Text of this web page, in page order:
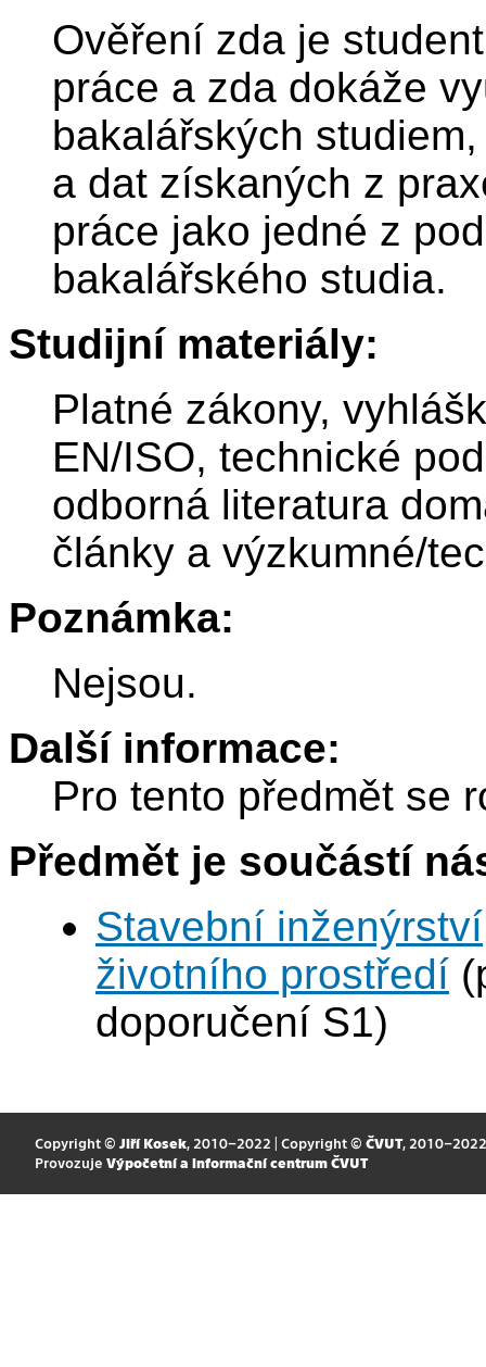
Ověření zda je
práce a zda dokáže
bakalářských
a dat získaných z
práce jako jedné z
bakalářského studia.
Studijní materiály:
Platné zákony,
EN/ISO, technické
odborná literatura
články a výzkumné/
Poznámka:
Nejsou.
Další informace:
Pro tento předmět se
Předmět je součástí
Stavební
životního prostředí
doporučení S1)
Copyright © Jiří Kosek, 2010–2022 | Copyright © ČVUT, 2010–2022
Provozuje Výpočetní a informační centrum ČVUT